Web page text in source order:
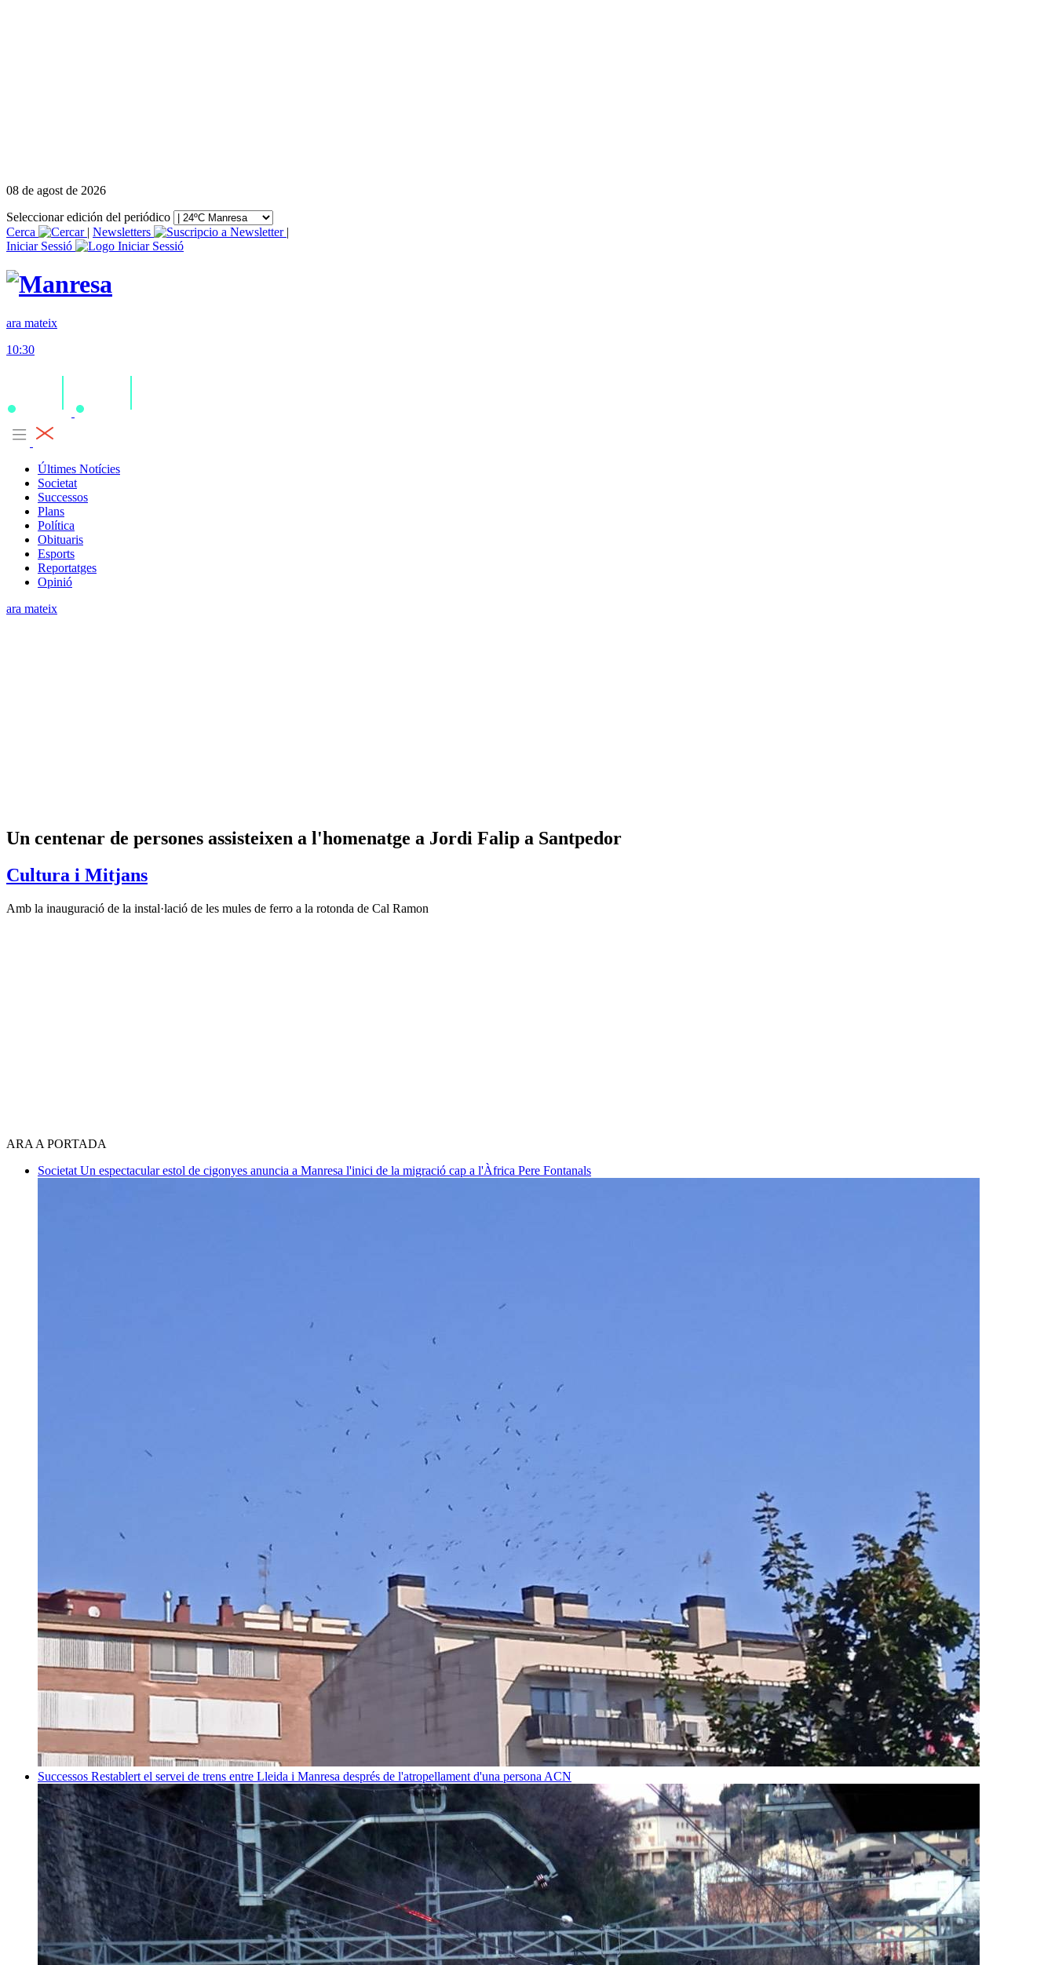
08 de agost de 2026
Seleccionar edición del periódico
Cerca
| Newsletters
|
Iniciar Sessió
ara mateix
10:30
Últimes Notícies
Societat
Successos
Plans
Política
Obituaris
Esports
Reportatges
Opinió
ara mateix
Un centenar de persones assisteixen a l'homenatge a Jordi Falip a Santpedor
Cultura i Mitjans
Amb la inauguració de la instal·lació de les mules de ferro a la rotonda de Cal Ramon
ARA A PORTADA
Societat Un espectacular estol de cigonyes anuncia a Manresa l'inici de la migració cap a l'Àfrica Pere Fontanals
Successos Restablert el servei de trens entre Lleida i Manresa després de l'atropellament d'una persona ACN